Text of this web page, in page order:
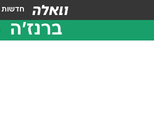
חדשות
ברנז'ה